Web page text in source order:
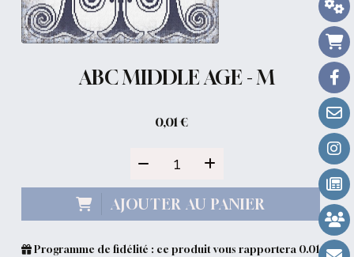
ABC MIDDLE AGE - M
0,01€
AJOUTER AU PANIER
Programme de fidélité : ce produit vous rapportera 0.01